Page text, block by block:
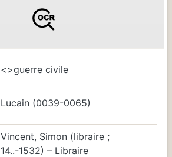
<>guerre civile
Lucain (0039-0065)
Vincent, Simon (libraire ;
14..-1532) – Libraire